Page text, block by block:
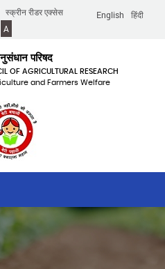
English हिंदी
स्क्रीन रीडर एक्सेस
A
परिषद
OF AGRICULTURAL RESEARCH
and Farmers Welfare